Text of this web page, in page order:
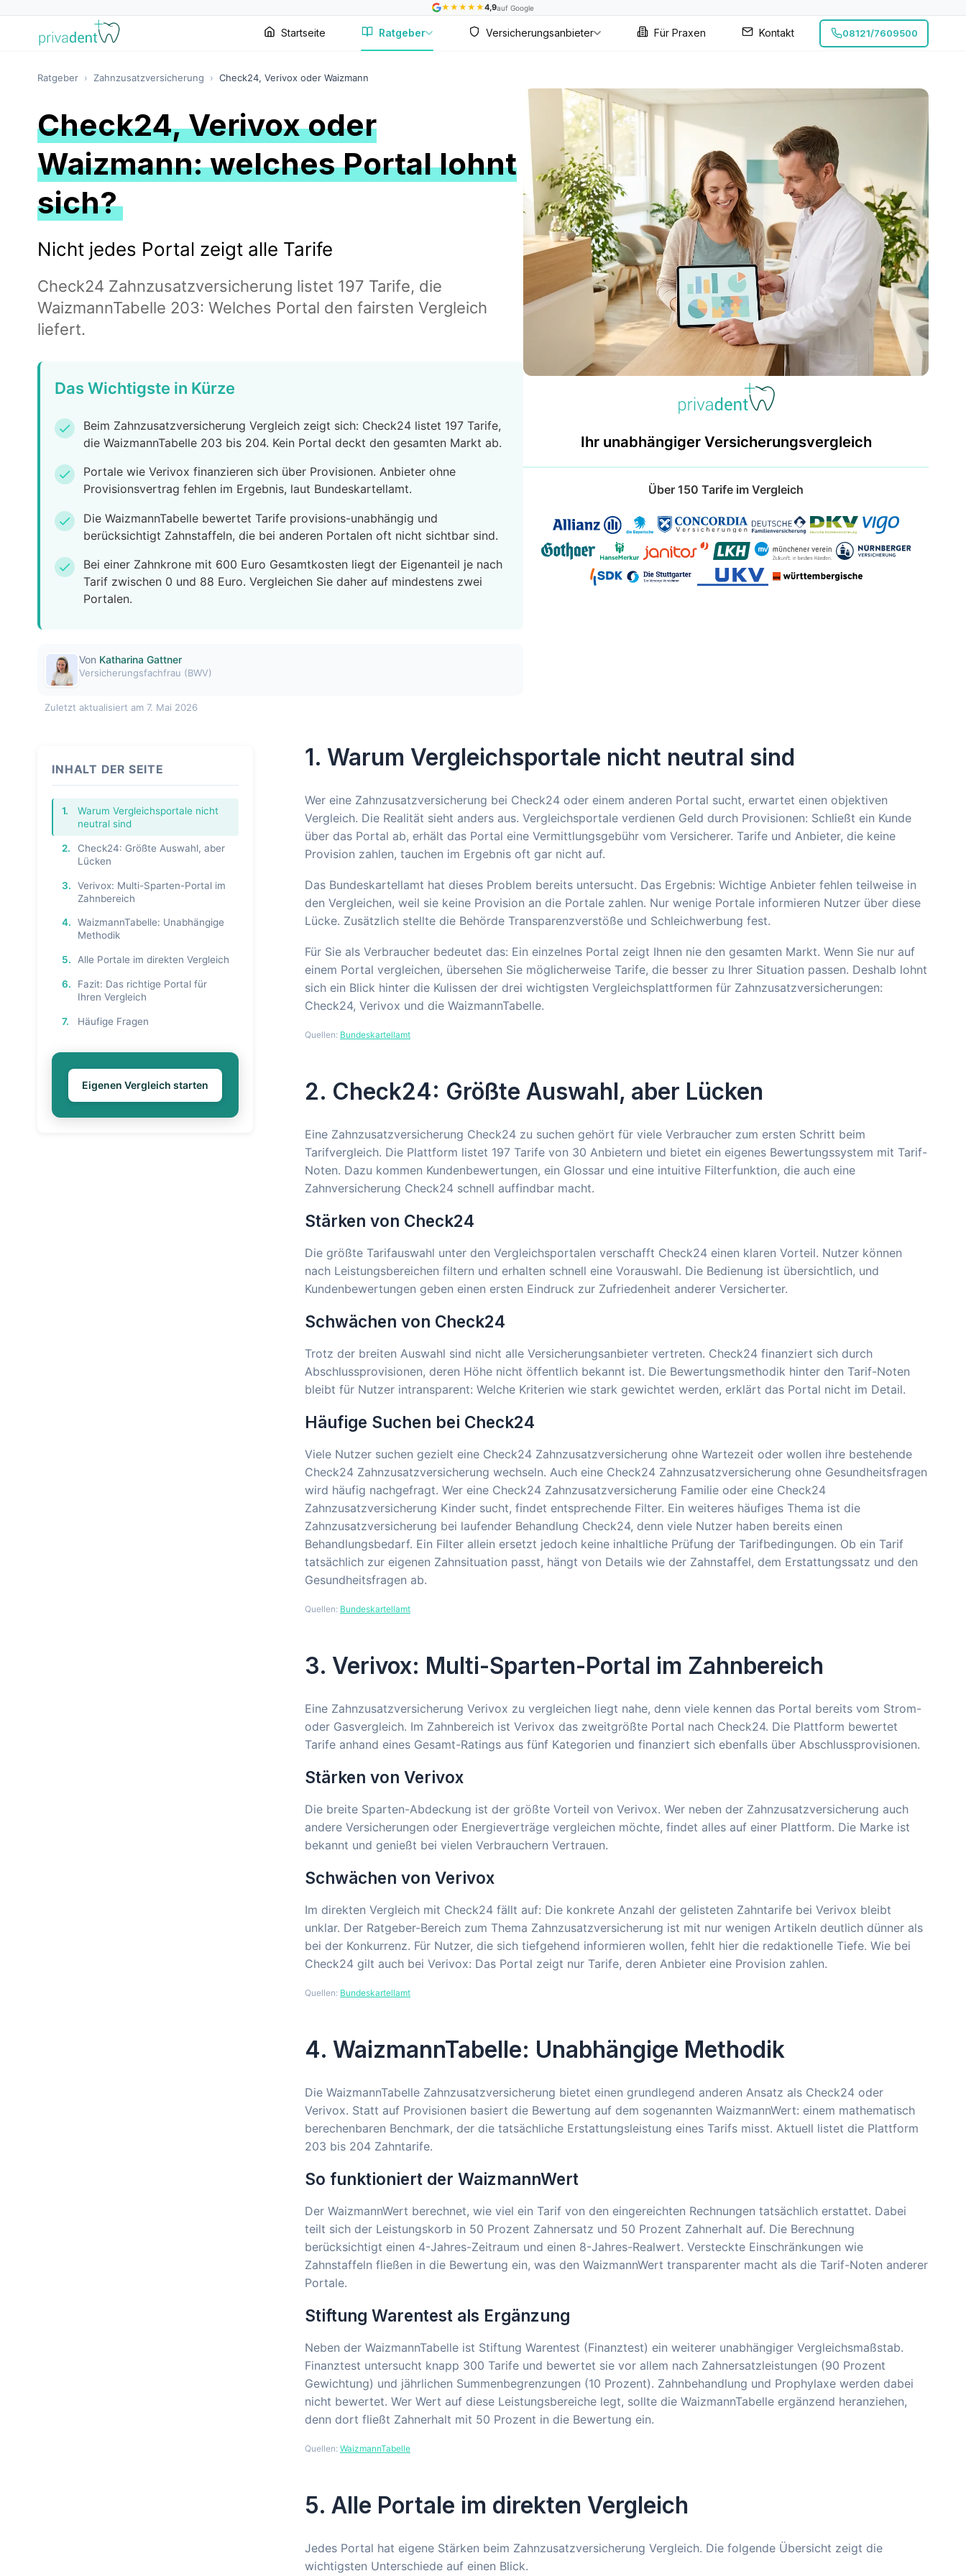
★ ★ ★ ★ ★4,9auf Google
Startseite Ratgeber Versicherungsanbieter Für Praxen Kontakt 08121/7609500
Ratgeber › Zahnzusatzversicherung › Check24, Verivox oder Waizmann
Check24, Verivox oder
Waizmann: welches Portal lohnt
sich?
Nicht jedes Portal zeigt alle Tarife
Check24 Zahnzusatzversicherung listet 197 Tarife, die
WaizmannTabelle 203: Welches Portal den fairsten Vergleich
liefert.
Das Wichtigste in Kürze
check
Beim Zahnzusatzversicherung Vergleich zeigt sich: Check24 listet 197 Tarife,
die WaizmannTabelle 203 bis 204. Kein Portal deckt den gesamten Markt ab.
check
Portale wie Verivox finanzieren sich über Provisionen. Anbieter ohne
Provisionsvertrag fehlen im Ergebnis, laut Bundeskartellamt.
check
Die WaizmannTabelle bewertet Tarife provisions-unabhängig und
berücksichtigt Zahnstaffeln, die bei anderen Portalen oft nicht sichtbar sind.
check
Bei einer Zahnkrone mit 600 Euro Gesamtkosten liegt der Eigenanteil je nach
Tarif zwischen 0 und 88 Euro. Vergleichen Sie daher auf mindestens zwei
Portalen.
Von Katharina Gattner
Versicherungsfachfrau (BWV)
Zuletzt aktualisiert am 7. Mai 2026
Ihr unabhängiger Versicherungsvergleich
Über 150 Tarife im Vergleich
INHALT DER SEITE
1.
Warum Vergleichsportale nicht
neutral sind
2.
Check24: Größte Auswahl, aber
Lücken
3.
Verivox: Multi-Sparten-Portal im
Zahnbereich
4.
WaizmannTabelle: Unabhängige
Methodik
5. Alle Portale im direkten Vergleich
6.
Fazit: Das richtige Portal für
Ihren Vergleich
7. Häufige Fragen
Eigenen Vergleich starten
1. Warum Vergleichsportale nicht neutral sind
Wer eine Zahnzusatzversicherung bei Check24 oder einem anderen Portal sucht, erwartet einen objektiven
Vergleich. Die Realität sieht anders aus. Vergleichsportale verdienen Geld durch Provisionen: Schließt ein Kunde
über das Portal ab, erhält das Portal eine Vermittlungsgebühr vom Versicherer. Tarife und Anbieter, die keine
Provision zahlen, tauchen im Ergebnis oft gar nicht auf.
Das Bundeskartellamt hat dieses Problem bereits untersucht. Das Ergebnis: Wichtige Anbieter fehlen teilweise in
den Vergleichen, weil sie keine Provision an die Portale zahlen. Nur wenige Portale informieren Nutzer über diese
Lücke. Zusätzlich stellte die Behörde Transparenzverstöße und Schleichwerbung fest.
Für Sie als Verbraucher bedeutet das: Ein einzelnes Portal zeigt Ihnen nie den gesamten Markt. Wenn Sie nur auf
einem Portal vergleichen, übersehen Sie möglicherweise Tarife, die besser zu Ihrer Situation passen. Deshalb lohnt
sich ein Blick hinter die Kulissen der drei wichtigsten Vergleichsplattformen für Zahnzusatzversicherungen:
Check24, Verivox und die WaizmannTabelle.
Quellen: Bundeskartellamt
2. Check24: Größte Auswahl, aber Lücken
Eine Zahnzusatzversicherung Check24 zu suchen gehört für viele Verbraucher zum ersten Schritt beim
Tarifvergleich. Die Plattform listet 197 Tarife von 30 Anbietern und bietet ein eigenes Bewertungssystem mit Tarif-
Noten. Dazu kommen Kundenbewertungen, ein Glossar und eine intuitive Filterfunktion, die auch eine
Zahnversicherung Check24 schnell auffindbar macht.
Stärken von Check24
Die größte Tarifauswahl unter den Vergleichsportalen verschafft Check24 einen klaren Vorteil. Nutzer können
nach Leistungsbereichen filtern und erhalten schnell eine Vorauswahl. Die Bedienung ist übersichtlich, und
Kundenbewertungen geben einen ersten Eindruck zur Zufriedenheit anderer Versicherter.
Schwächen von Check24
Trotz der breiten Auswahl sind nicht alle Versicherungsanbieter vertreten. Check24 finanziert sich durch
Abschlussprovisionen, deren Höhe nicht öffentlich bekannt ist. Die Bewertungsmethodik hinter den Tarif-Noten
bleibt für Nutzer intransparent: Welche Kriterien wie stark gewichtet werden, erklärt das Portal nicht im Detail.
Häufige Suchen bei Check24
Viele Nutzer suchen gezielt eine Check24 Zahnzusatzversicherung ohne Wartezeit oder wollen ihre bestehende
Check24 Zahnzusatzversicherung wechseln. Auch eine Check24 Zahnzusatzversicherung ohne Gesundheitsfragen
wird häufig nachgefragt. Wer eine Check24 Zahnzusatzversicherung Familie oder eine Check24
Zahnzusatzversicherung Kinder sucht, findet entsprechende Filter. Ein weiteres häufiges Thema ist die
Zahnzusatzversicherung bei laufender Behandlung Check24, denn viele Nutzer haben bereits einen
Behandlungsbedarf. Ein Filter allein ersetzt jedoch keine inhaltliche Prüfung der Tarifbedingungen. Ob ein Tarif
tatsächlich zur eigenen Zahnsituation passt, hängt von Details wie der Zahnstaffel, dem Erstattungssatz und den
Gesundheitsfragen ab.
Quellen: Bundeskartellamt
3. Verivox: Multi-Sparten-Portal im Zahnbereich
Eine Zahnzusatzversicherung Verivox zu vergleichen liegt nahe, denn viele kennen das Portal bereits vom Strom-
oder Gasvergleich. Im Zahnbereich ist Verivox das zweitgrößte Portal nach Check24. Die Plattform bewertet
Tarife anhand eines Gesamt-Ratings aus fünf Kategorien und finanziert sich ebenfalls über Abschlussprovisionen.
Stärken von Verivox
Die breite Sparten-Abdeckung ist der größte Vorteil von Verivox. Wer neben der Zahnzusatzversicherung auch
andere Versicherungen oder Energieverträge vergleichen möchte, findet alles auf einer Plattform. Die Marke ist
bekannt und genießt bei vielen Verbrauchern Vertrauen.
Schwächen von Verivox
Im direkten Vergleich mit Check24 fällt auf: Die konkrete Anzahl der gelisteten Zahntarife bei Verivox bleibt
unklar. Der Ratgeber-Bereich zum Thema Zahnzusatzversicherung ist mit nur wenigen Artikeln deutlich dünner als
bei der Konkurrenz. Für Nutzer, die sich tiefgehend informieren wollen, fehlt hier die redaktionelle Tiefe. Wie bei
Check24 gilt auch bei Verivox: Das Portal zeigt nur Tarife, deren Anbieter eine Provision zahlen.
Quellen: Bundeskartellamt
4. WaizmannTabelle: Unabhängige Methodik
Die WaizmannTabelle Zahnzusatzversicherung bietet einen grundlegend anderen Ansatz als Check24 oder
Verivox. Statt auf Provisionen basiert die Bewertung auf dem sogenannten WaizmannWert: einem mathematisch
berechenbaren Benchmark, der die tatsächliche Erstattungsleistung eines Tarifs misst. Aktuell listet die Plattform
203 bis 204 Zahntarife.
So funktioniert der WaizmannWert
Der WaizmannWert berechnet, wie viel ein Tarif von den eingereichten Rechnungen tatsächlich erstattet. Dabei
teilt sich der Leistungskorb in 50 Prozent Zahnersatz und 50 Prozent Zahnerhalt auf. Die Berechnung
berücksichtigt einen 4-Jahres-Zeitraum und einen 8-Jahres-Realwert. Versteckte Einschränkungen wie
Zahnstaffeln fließen in die Bewertung ein, was den WaizmannWert transparenter macht als die Tarif-Noten anderer
Portale.
Stiftung Warentest als Ergänzung
Neben der WaizmannTabelle ist Stiftung Warentest (Finanztest) ein weiterer unabhängiger Vergleichsmaßstab.
Finanztest untersucht knapp 300 Tarife und bewertet sie vor allem nach Zahnersatzleistungen (90 Prozent
Gewichtung) und jährlichen Summenbegrenzungen (10 Prozent). Zahnbehandlung und Prophylaxe werden dabei
nicht bewertet. Wer Wert auf diese Leistungsbereiche legt, sollte die WaizmannTabelle ergänzend heranziehen,
denn dort fließt Zahnerhalt mit 50 Prozent in die Bewertung ein.
Quellen: WaizmannTabelle
5. Alle Portale im direkten Vergleich
Jedes Portal hat eigene Stärken beim Zahnzusatzversicherung Vergleich. Die folgende Übersicht zeigt die
wichtigsten Unterschiede auf einen Blick.